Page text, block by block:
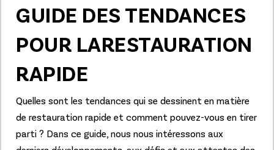
GUIDE DES TENDANCES
POUR LARESTAURATION
RAPIDE
Quelles sont les tendances qui se dessinent en matière
de restauration rapide et comment pouvez-vous en tirer
parti ? Dans ce guide, nous nous intéressons aux